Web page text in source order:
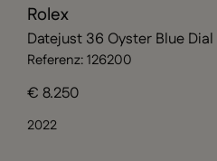
Rolex
Datejust 36 Oyster Blue Dial
Referenz: 126200
€ 8.250
2022